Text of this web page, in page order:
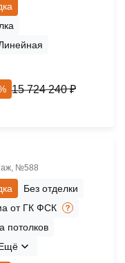
15 724 240 ₽
№588
Без отделки
от ГК ФСК
потолков